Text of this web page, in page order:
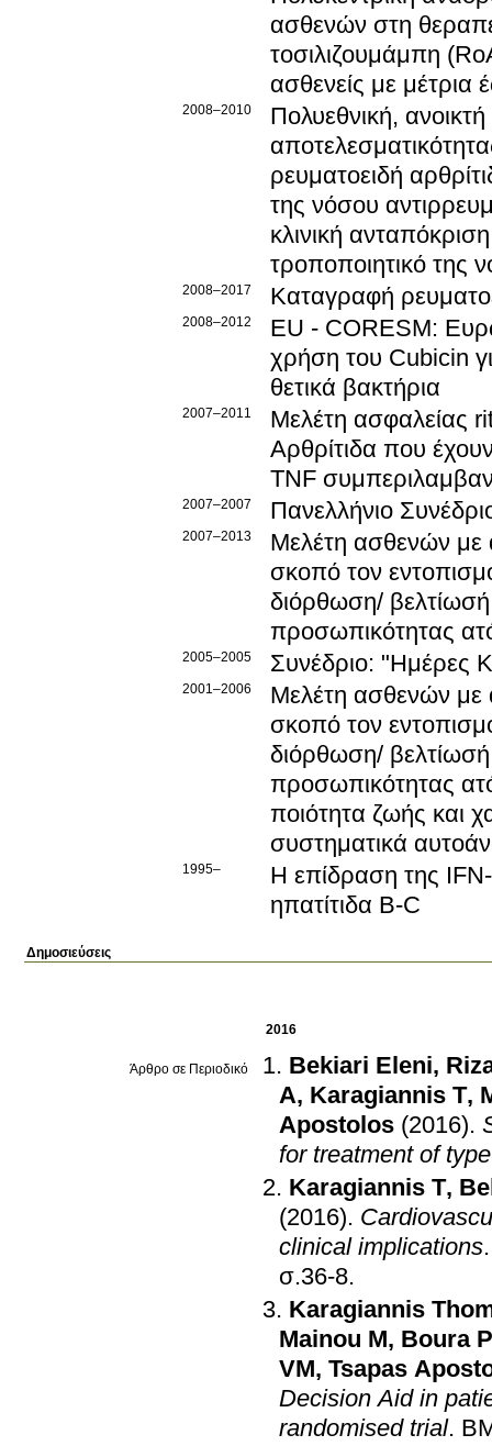
ασθενών στη
τοσιλιζουμάμπη
ασθενείς με μέτρια
2008–2010
Πολυεθνική,
ρευματοειδή
της νόσου
κλινική
τροποποιητικό της
2008–2017 Καταγραφή
2008–2012
EU - CORESM:
χρήση του Cubicin
θετικά βακτήρια
2007–2011
Μελέτη ασφαλείας
Αρθρίτιδα που
TNF
2007–2007 Πανελλήνιο
2007–2013
Μελέτη ασθενών με
σκοπό τον
διόρθωση/ βελτίωσή
προσωπικότητας
2005–2005 Συνέδριο: "Ημέρες
2001–2006
Μελέτη ασθενών με
σκοπό τον
διόρθωση/ βελτίωσή
προσωπικότητας
ποιότητα ζωής και
συστηματικά
1995–
Η επίδραση της
ηπατίτιδα B-C
Δημοσιεύσεις
2016
Άρθρο σε Περιοδικό Bekiari Eleni,
A, Karagiannis T,
Apostolos (2016).
for treatment of
Karagiannis T,
(2016).
clinical implications
σ.36-8.
Karagiannis
Mainou M, Boura
VM, Tsapas
Decision Aid in
randomised trial.